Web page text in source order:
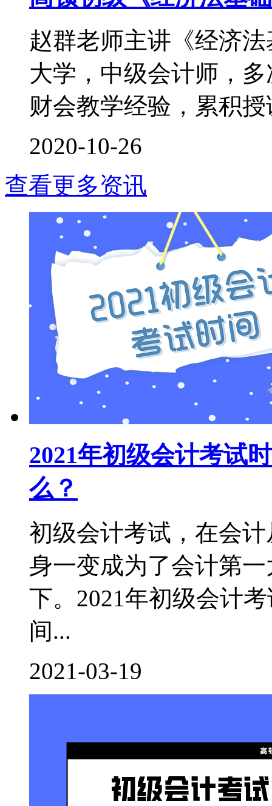
赵群老师主讲《经济
大学，中级会计师，
财会教学经验，累积
2020-10-26
查看更多资讯
2021年初级会计考试
么？
初级会计考试，在会
身一变成为了会计第
下。2021年初级会计
间...
2021-03-19